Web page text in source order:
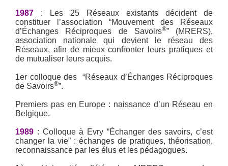
1987
: Les 25 Réseaux existants décident de
constituer l’association “Mouvement des Réseaux
d’Échanges Réciproques de Savoirs®” (MRERS),
association nationale qui devient le réseau des
Réseaux, afin de mieux confronter leurs pratiques et
de mutualiser leurs acquis.
1er colloque des “Réseaux d’Échanges Réciproques
de Savoirs®”.
Premiers pas en Europe : naissance d’un Réseau en
Belgique.
1989 : Colloque à Evry “Échanger des savoirs, c’est
changer la vie” : échanges de pratiques, théorisation,
reconnaissance par les élus et les pédagogues.